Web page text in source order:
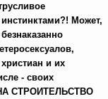
Может,
и их
- своих
СТРОИТЕЛЬСТВО